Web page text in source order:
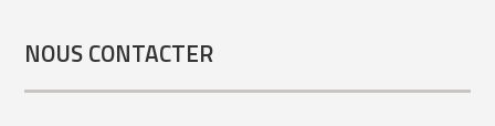
NOUS CONTACTER